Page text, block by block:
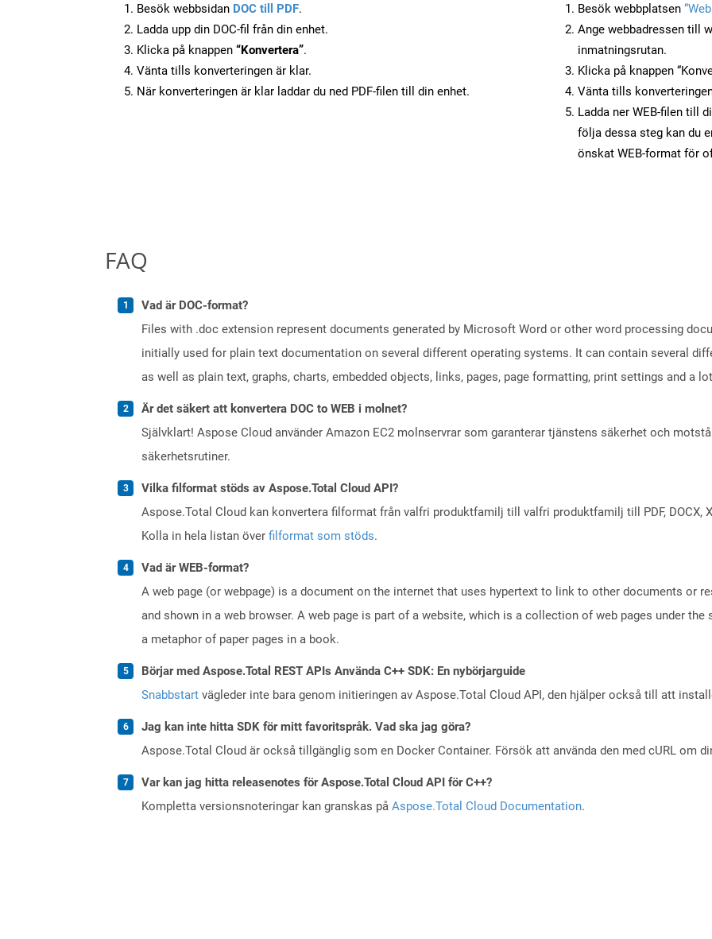
Besök webbsidan DOC till PDF.
Ladda upp din DOC-fil från din enhet.
Klicka på knappen “Konvertera”.
Vänta tills konverteringen är klar.
När konverteringen är klar laddar du ned PDF-filen till din enhet.
Besök webbplatsen
Ange webbadressen till
inmatningsrutan.
Klicka på knappen
Vänta tills
Ladda ner WEB-filen till
följa dessa steg kan du
önskat WEB-format för
FAQ
Vad är DOC-format?
Files with .doc extension represent documents generated by Microsoft Word or other word processing
initially used for plain text documentation on several different operating systems. It can contain several
as well as plain text, graphs, charts, embedded objects, links, pages, page formatting, print settings and a
Är det säkert att konvertera DOC to WEB i molnet?
Självklart! Aspose Cloud använder Amazon EC2 molnservrar som garanterar tjänstens säkerhet och
säkerhetsrutiner.
Vilka filformat stöds av Aspose.Total Cloud API?
Aspose.Total Cloud kan konvertera filformat från valfri produktfamilj till valfri produktfamilj till PDF, DOCX,
Kolla in hela listan över filformat som stöds.
Vad är WEB-format?
A web page (or webpage) is a document on the internet that uses hypertext to link to other documents or
and shown in a web browser. A web page is part of a website, which is a collection of web pages under
a metaphor of paper pages in a book.
Börjar med Aspose.Total REST APIs Använda C++ SDK: En nybörjarguide
Snabbstart vägleder inte bara genom initieringen av Aspose.Total Cloud API, den hjälper också till att
Jag kan inte hitta SDK för mitt favoritspråk. Vad ska jag göra?
Aspose.Total Cloud är också tillgänglig som en Docker Container. Försök att använda den med cURL om
Var kan jag hitta releasenotes för Aspose.Total Cloud API för C++?
Kompletta versionsnoteringar kan granskas på Aspose.Total Cloud Documentation.